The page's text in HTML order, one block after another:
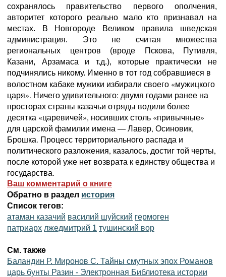
сохранялось правительство первого ополчения,
авторитет которого реально мало кто признавал на
местах. В Новгороде Великом правила шведская
администрация. Это не считая множества
региональных центров (вроде Пскова, Путивля,
Казани, Арзамаса и т.д.), которые практически не
подчинялись никому. Именно в тот год собравшиеся в
волостном кабаке мужики избирали своего «мужицкого
царя». Ничего удивительного: двумя годами ранее на
просторах страны казачьи отряды водили более
десятка «царевичей», носивших столь «привычные»
для царской фамилии имена — Лавер, Осиновик,
Брошка. Процесс территориального распада и
политического разложения, казалось, достиг той черты,
после которой уже нет возврата к единству общества и
государства.
Ваш комментарий о книге
Обратно в раздел история
Список тегов:
атаман казачий василий шуйский гермоген
патриарх лжедмитрий 1 тушинский вор
См. также
Баландин Р. Миронов С. Тайны смутных эпох Романов
царь бунты Разин - Электронная Библиотека истории